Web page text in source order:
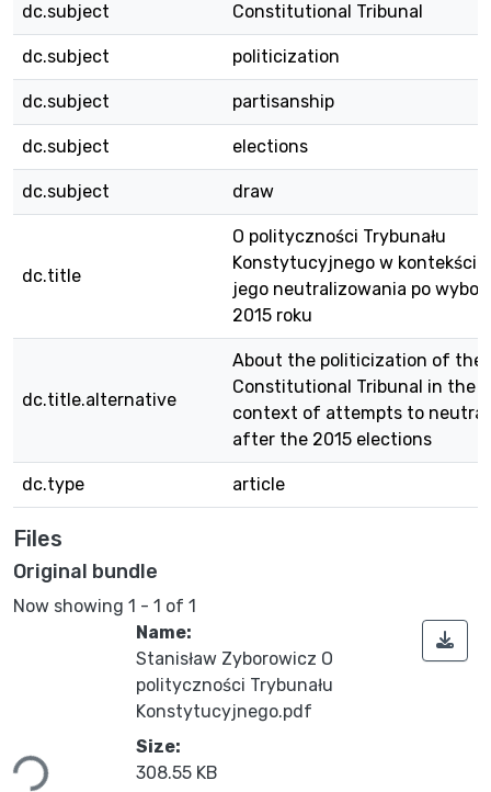
dc.subject Constitutional Tribunal
dc.subject politicization
dc.subject partisanship
dc.subject elections
dc.subject draw
dc.title
O polityczności Trybunału
Konstytucyjnego w kontekście
jego neutralizowania po
2015 roku
dc.title.alternative
About the politicization of the
Constitutional Tribunal in the
context of attempts to
after the 2015 elections
dc.type article
Files
Original bundle
Now showing 1 - 1 of 1
Name:
Stanisław Zyborowicz O
polityczności Trybunału
Konstytucyjnego.pdf
Size:
308.55 KB